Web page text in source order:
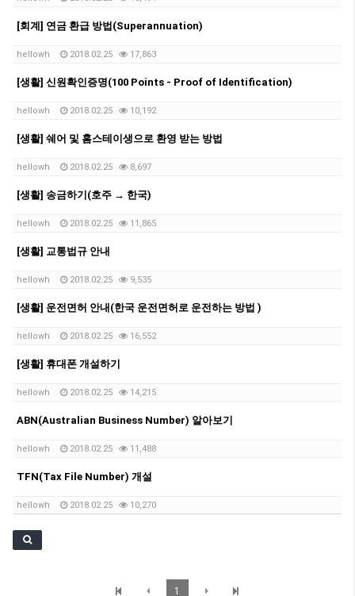
[회계] 연금 환급 방법(Superannuation)
hellowh 2018.02.25 17,863
[생활] 신원확인증명(100 Points - Proof of Identification)
hellowh 2018.02.25 10,192
[생활] 쉐어 및 홈스테이생으로 환영 받는 방법
hellowh 2018.02.25 8,697
[생활] 송금하기(호주 → 한국)
hellowh 2018.02.25 11,865
[생활] 교통법규 안내
hellowh 2018.02.25 9,535
[생활] 운전면허 안내(한국 운전면허로 운전하는 방법 )
hellowh 2018.02.25 16,552
[생활] 휴대폰 개설하기
hellowh 2018.02.25 14,215
ABN(Australian Business Number) 알아보기
hellowh 2018.02.25 11,488
TFN(Tax File Number) 개설
hellowh 2018.02.25 10,270
1